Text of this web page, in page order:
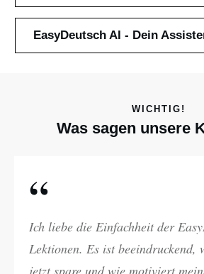
EasyDeutsch AI - Dein
WICHTIG!
Was sagen unsere
“
Ich liebe die Einfachheit der
Lektionen. Es ist beeindruckend,